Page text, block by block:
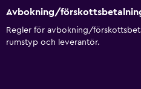
Avbokning/
Regler för avbokning/
rumstyp och leverantör.